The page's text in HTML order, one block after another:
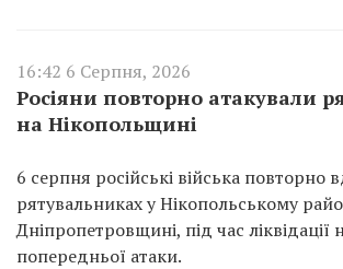
16:42 6 Серпня, 2026
Росіяни повторно атакували
на Нікопольщині
6 серпня російські війська повторно
рятувальниках у Нікопольському
Дніпропетровщині, під час ліквідації
попередньої атаки.